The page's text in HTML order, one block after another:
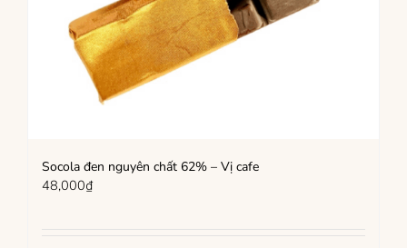
Socola đen nguyên chất 62% – Vị cafe
48,000₫